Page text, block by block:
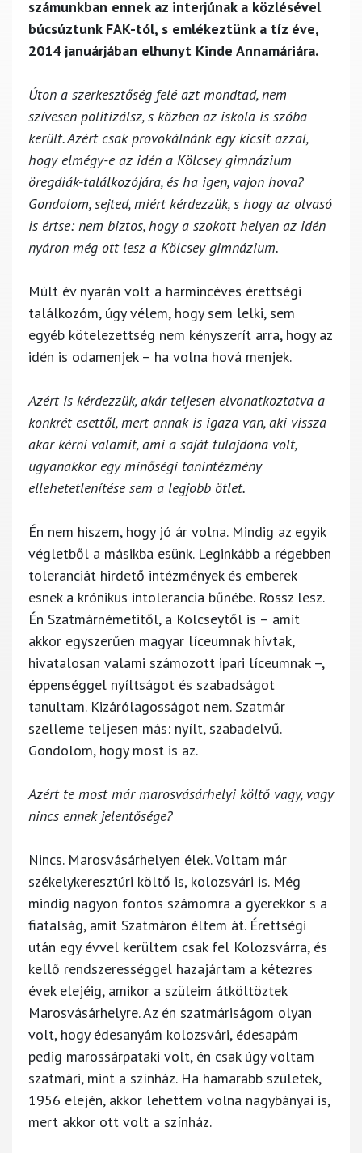
számunkban ennek az interjúnak a közlésével
búcsúztunk FAK-tól, s emlékeztünk a tíz éve,
2014 januárjában elhunyt Kinde Annamáriára.
Úton a szerkesztőség felé azt mondtad, nem
szívesen politizálsz, s közben az iskola is szóba
került. Azért csak provokálnánk egy kicsit azzal,
hogy elmégy-e az idén a Kölcsey gimnázium
öregdiák-találkozójára, és ha igen, vajon hova?
Gondolom, sejted, miért kérdezzük, s hogy az olvasó
is értse: nem biztos, hogy a szokott helyen az idén
nyáron még ott lesz a Kölcsey gimnázium.
Múlt év nyarán volt a harmincéves érettségi
találkozóm, úgy vélem, hogy sem lelki, sem
egyéb kötelezettség nem kényszerít arra, hogy az
idén is odamenjek – ha volna hová menjek.
Azért is kérdezzük, akár teljesen elvonatkoztatva a
konkrét esettől, mert annak is igaza van, aki vissza
akar kérni valamit, ami a saját tulajdona volt,
ugyanakkor egy minőségi tanintézmény
ellehetetlenítése sem a legjobb ötlet.
Én nem hiszem, hogy jó ár volna. Mindig az egyik
végletből a másikba esünk. Leginkább a régebben
toleranciát hirdető intézmények és emberek
esnek a krónikus intolerancia bűnébe. Rossz lesz.
Én Szatmárnémetitől, a Kölcseytől is – amit
akkor egyszerűen magyar líceumnak hívtak,
hivatalosan valami számozott ipari líceumnak –,
éppenséggel nyíltságot és szabadságot
tanultam. Kizárólagosságot nem. Szatmár
szelleme teljesen más: nyílt, szabadelvű.
Gondolom, hogy most is az.
Azért te most már marosvásárhelyi költő vagy, vagy
nincs ennek jelentősége?
Nincs. Marosvásárhelyen élek. Voltam már
székelykeresztúri költő is, kolozsvári is. Még
mindig nagyon fontos számomra a gyerekkor s a
fiatalság, amit Szatmáron éltem át. Érettségi
után egy évvel kerültem csak fel Kolozsvárra, és
kellő rendszerességgel hazajártam a kétezres
évek elejéig, amikor a szüleim átköltöztek
Marosvásárhelyre. Az én szatmáriságom olyan
volt, hogy édesanyám kolozsvári, édesapám
pedig marossárpataki volt, én csak úgy voltam
szatmári, mint a színház. Ha hamarabb születek,
1956 elején, akkor lehettem volna nagybányai is,
mert akkor ott volt a színház.